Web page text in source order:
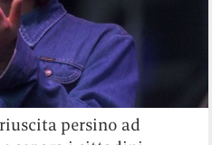
persino ad